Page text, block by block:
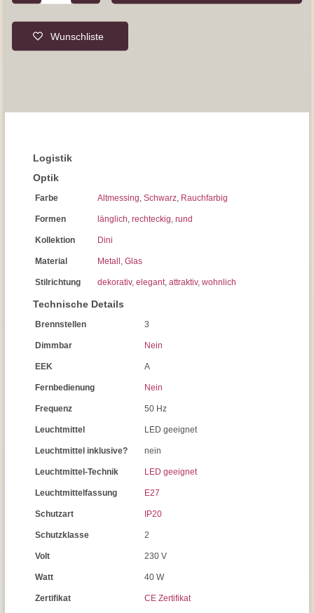
Wunschliste
Logistik
Optik
Farbe Altmessing, Schwarz, Rauchfarbig
Formen länglich, rechteckig, rund
Kollektion Dini
Material Metall , Glas
Stilrichtung dekorativ, elegant, attraktiv, wohnlich
Technische Details
Brennstellen 3
Dimmbar Nein
EEK A
Fernbedienung Nein
Frequenz 50 Hz
Leuchtmittel LED geeignet
Leuchtmittel inklusive? nein
Leuchtmittel-Technik LED geeignet
Leuchtmittelfassung E27
Schutzart IP20
Schutzklasse 2
Volt 230 V
Watt 40 W
Zertifikat CE Zertifikat